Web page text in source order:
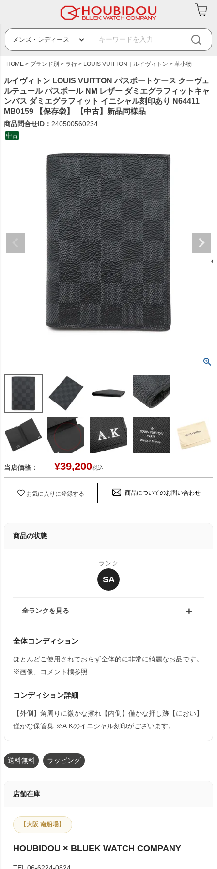
HOME ブランド別 ラ行 LOUIS VUITTON｜ルイヴィトン 革小物
ルイヴィトン LOUIS VUITTON パスポートケース クーヴェ
ルテュール パスポール NM レザー ダミエグラフィットキャ
ンバス ダミエグラフィット イニシャル刻印あり N64411
MB0159 【保存袋】 【中古】新品同様品
商品問合せID： 240500560234
中古
当店価格： ¥39,200税込
お気に入りに登録する 商品についてのお問い合わせ
商品の状態
ランク
SA
全ランクを見る
全体コンディション
ほとんどご使用されておらず全体的に非常に綺麗なお品です。
※画像、コメント欄参照
コンディション詳細
【外側】角周りに微かな擦れ【内側】僅かな押し跡【におい】
僅かな保管臭 ※A.Kのイニシャル刻印がございます。
送料無料 ラッピング
店舗在庫
【大阪 南船場】
HOUBIDOU × BLUEK WATCH COMPANY